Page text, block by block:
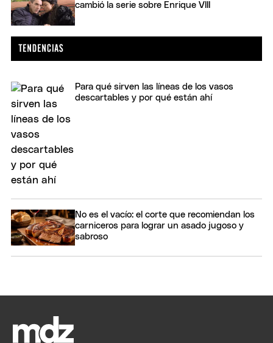
cambió la serie sobre Enrique VIII
Para qué sirven las líneas de los vasos
descartables y por qué están ahí
No es el vacío: el corte que recomiendan los
carniceros para lograr un asado jugoso y
sabroso